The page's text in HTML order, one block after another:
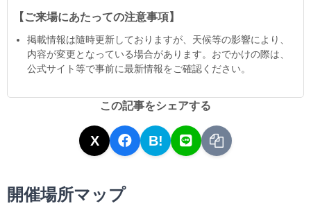
【ご来場にあたっての注意事項】
掲載情報は隨時更新しておりますが、天候等の影響により、
内容が変更となっている場合があります。おでかけの際は、
公式サイト等で事前に最新情報をご確認ください。
この記事をシェアする
X B!
開催場所マップ